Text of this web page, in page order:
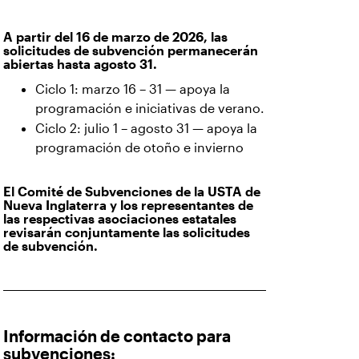
A partir del 16 de marzo de 2026, las
solicitudes de subvención permanecerán
abiertas hasta agosto 31.
Ciclo 1: marzo 16 – 31 — apoya la
programación e iniciativas de verano.
Ciclo 2: julio 1 – agosto 31 — apoya la
programación de otoño e invierno
El Comité de Subvenciones de la USTA de
Nueva Inglaterra y los representantes de
las respectivas asociaciones estatales
revisarán conjuntamente las solicitudes
de subvención.
Información de contacto para
subvenciones: